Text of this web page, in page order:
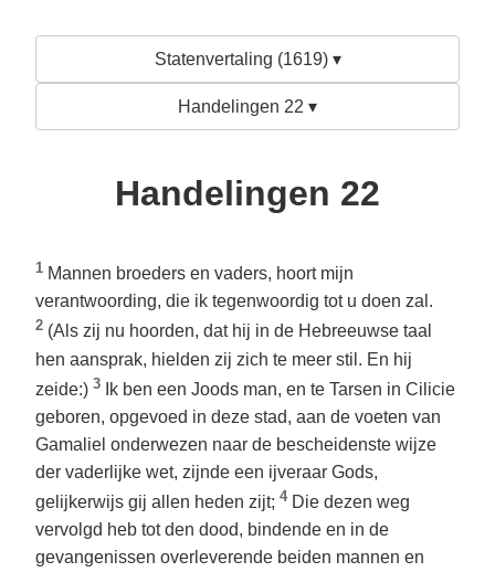
Statenvertaling (1619) ▾
Handelingen 22 ▾
Handelingen 22
1 Mannen broeders en vaders, hoort mijn
verantwoording, die ik tegenwoordig tot u doen zal.
2 (Als zij nu hoorden, dat hij in de Hebreeuwse taal
hen aansprak, hielden zij zich te meer stil. En hij
zeide:) 3
Ik ben een Joods man, en te Tarsen in Cilicie
geboren, opgevoed in deze stad, aan de voeten van
Gamaliel onderwezen naar de bescheidenste wijze
der vaderlijke wet, zijnde een ijveraar Gods,
gelijkerwijs gij allen heden zijt; 4 Die dezen weg
vervolgd heb tot den dood, bindende en in de
gevangenissen overleverende beiden mannen en